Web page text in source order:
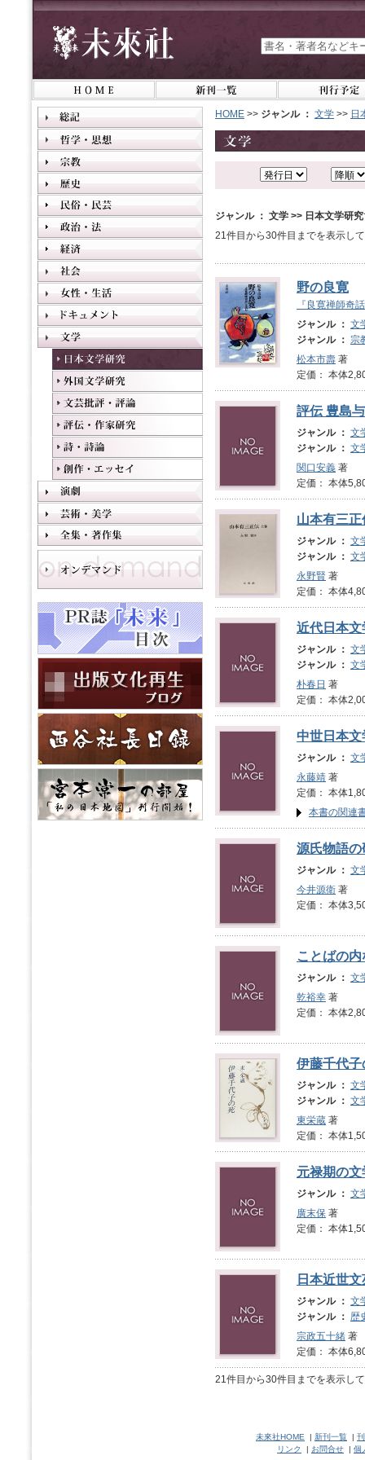
HOME >> ジャンル ： 文学 >> 日
ジャンル ： 文学 >> 日本文学研究
21件目から30件目までを表示し
野の良寛
『良寛禅師奇
ジャンル ： 文
ジャンル ： 宗
松本市壽 著
定価： 本体
評伝 豊島
ジャンル ： 文
ジャンル ： 文
関口安義 著
定価： 本体
山本有三
ジャンル ： 文
ジャンル ： 文
永野賢 著
定価： 本体
近代日本
ジャンル ： 文
ジャンル ： 文
朴春日 著
定価： 本体
中世日本
ジャンル ： 文
永藤靖 著
定価： 本体
本書の関連
源氏物語の
ジャンル ： 文
今井源衛 著
定価： 本体
ことばの
ジャンル ： 文
乾裕幸 著
定価： 本体
伊藤千代子
ジャンル ： 文
ジャンル ： 文
東栄蔵 著
定価： 本体
元禄期の文
ジャンル ： 文
廣末保 著
定価： 本体
日本近世
ジャンル ： 文
ジャンル ： 歴
宗政五十緒 著
定価： 本体
21件目から30件目までを表示し
未來社HOME | 新刊一覧 |
リンク
| お問合せ | 個